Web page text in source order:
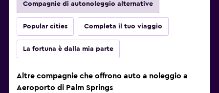
Compagnie di autonoleggio alternative
Popular cities Completa il tuo viaggio
La fortuna è dalla mia parte
Altre compagnie che offrono auto a noleggio a
Aeroporto di Palm Springs